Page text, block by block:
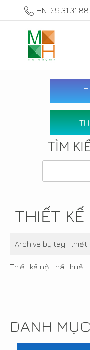
HN:
TÌM
THIẾT
Archive by tag : thiết
Thiết kế nội thất huế
DANH MỤC